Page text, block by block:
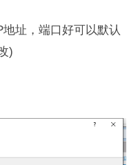
址，端口好可以默认
)